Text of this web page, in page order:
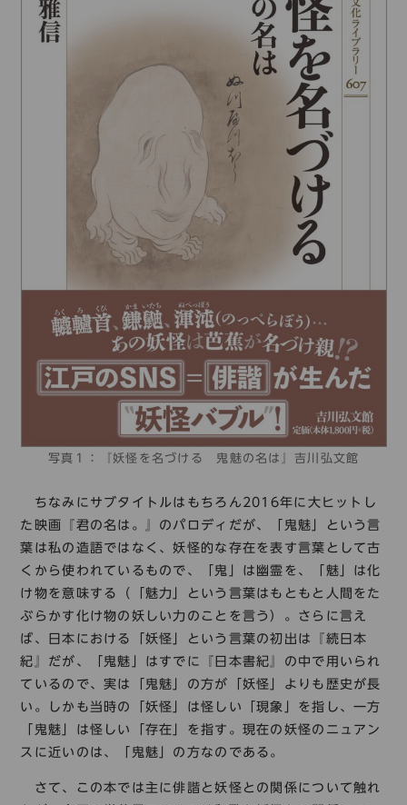
写真１：『妖怪を名づける 鬼魅の名は』吉川弘文館
ちなみにサブタイトルはもちろん2016年に大ヒットし
た映画『君の名は。』のパロディだが、「鬼魅」という言
葉は私の造語ではなく、妖怪的な存在を表す言葉として古
くから使われているもので、「鬼」は幽霊を、「魅」は化
け物を意味する（「魅力」という言葉はもともと人間をた
ぶらかす化け物の妖しい力のことを言う）。さらに言え
ば、日本における「妖怪」という言葉の初出は『続日本
紀』だが、「鬼魅」はすでに『日本書紀』の中で用いられ
ているので、実は「鬼魅」の方が「妖怪」よりも歴史が長
い。しかも当時の「妖怪」は怪しい「現象」を指し、一方
「鬼魅」は怪しい「存在」を指す。現在の妖怪のニュアン
スに近いのは、「鬼魅」の方なのである。
さて、この本では主に俳諧と妖怪との関係について触れ